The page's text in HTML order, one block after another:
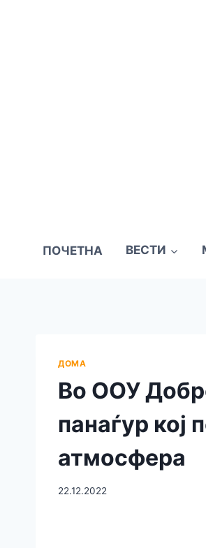
ПОЧЕТНА ВЕСТИ
ДОМА
Во ООУ
панаѓур кој
атмосфера
22.12.2022